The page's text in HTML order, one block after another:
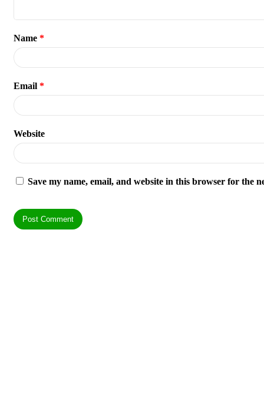
Name *
Email *
Website
Save my name, email, and website in this browser for the